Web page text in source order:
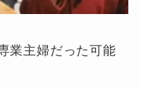
業主婦だった可能